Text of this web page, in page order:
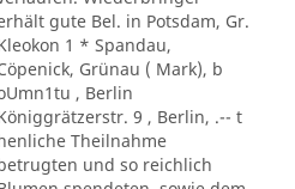
gute Bel. in Potsdam, Gr.
1 * Spandau,
Grünau ( Mark), b
, Berlin
9 , Berlin, .-- t
Theilnahme
und so reichlich